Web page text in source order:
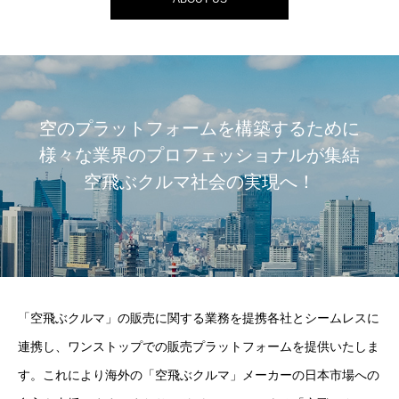
空のプラットフォームを構築するために
様々な業界のプロフェッショナルが集結
空飛ぶクルマ社会の実現へ！
「空飛ぶクルマ」の販売に関する業務を提携各社とシームレスに
連携し、ワンストップでの販売プラットフォームを提供いたしま
す。これにより海外の「空飛ぶクルマ」メーカーの日本市場への